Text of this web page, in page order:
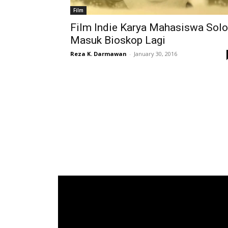
Film
Film Indie Karya Mahasiswa Solo
Masuk Bioskop Lagi
Reza K. Darmawan - January 30, 2016